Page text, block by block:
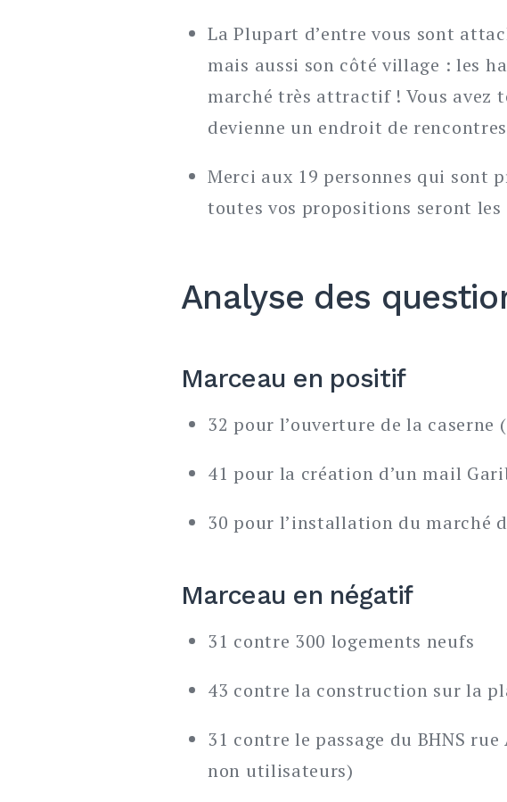
La Plupart d’entre vous sont
mais aussi son côté village : les
marché très attractif ! Vous avez
devienne un endroit de rencontres
Merci aux 19 personnes qui sont
toutes vos propositions seront les
Analyse des
Marceau en positif
32 pour l’ouverture de la
41 pour la création d’un mail
30 pour l’installation du marché
Marceau en négatif
31 contre 300 logements neufs
43 contre la construction sur la
31 contre le passage du BHNS
non utilisateurs)